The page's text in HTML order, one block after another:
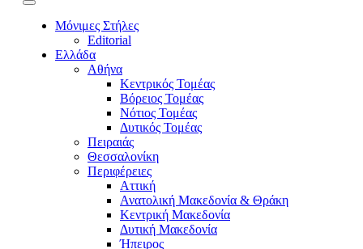
Μόνιμες Στήλες
Editorial
Ελλάδα
Αθήνα
Κεντρικός Τομέας
Βόρειος Τομέας
Νότιος Τομέας
Δυτικός Τομέας
Πειραιάς
Θεσσαλονίκη
Περιφέρειες
Αττική
Ανατολική Μακεδονία & Θράκη
Κεντρική Μακεδονία
Δυτική Μακεδονία
Ήπειρος